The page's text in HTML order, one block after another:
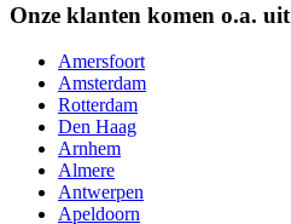
Onze klanten komen o.a. uit
Amersfoort
Amsterdam
Rotterdam
Den Haag
Arnhem
Almere
Antwerpen
Apeldoorn